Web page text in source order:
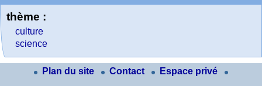
thème :
culture
science
Plan du site Contact Espace privé